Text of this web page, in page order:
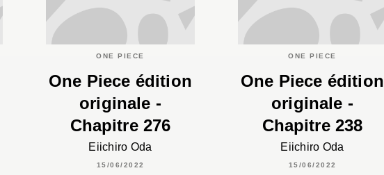
ONE PIECE
One Piece édition
originale -
Chapitre 276
Eiichiro Oda
15/06/2022
ONE PIECE
One Piece édition
originale -
Chapitre 238
Eiichiro Oda
15/06/2022